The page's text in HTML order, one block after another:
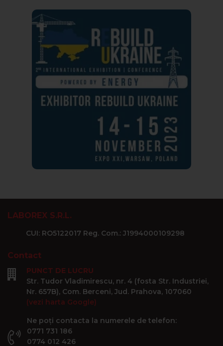
LABOREX S.R.L.
CUI: RO5122017 Reg. Com.: J1994000109298
Contact
PUNCT DE LUCRU
Str. Tudor Vladimirescu, nr. 4 (fosta Str. Industriei,
Nr. 657B), Com. Berceni, Jud. Prahova, 107060
(vezi harta Google)
Ne poți contacta la numerele de telefon:
0771 731 186
0774 012 426